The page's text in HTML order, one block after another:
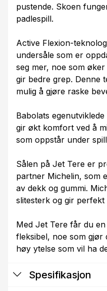
pustende. Skoen
padlespill.
Active Flexion-
undersåle som er
seg mer, noe som
gir bedre grep. Denne
mulig å gjøre raske
Babolats
gir økt komfort ved å
som oppstår under
Sålen på Jet Tere er
partner Michelin, som
av dekk og gummi.
slitesterk og gir perfekt
Med Jet Tere får du
fleksibel, noe som gjør
høy ytelse som vil ha
Spesifikasjon